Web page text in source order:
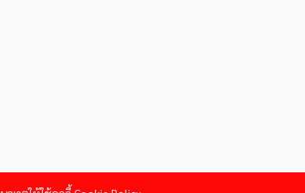
© 2022-2023 Sakura Product. All Rights